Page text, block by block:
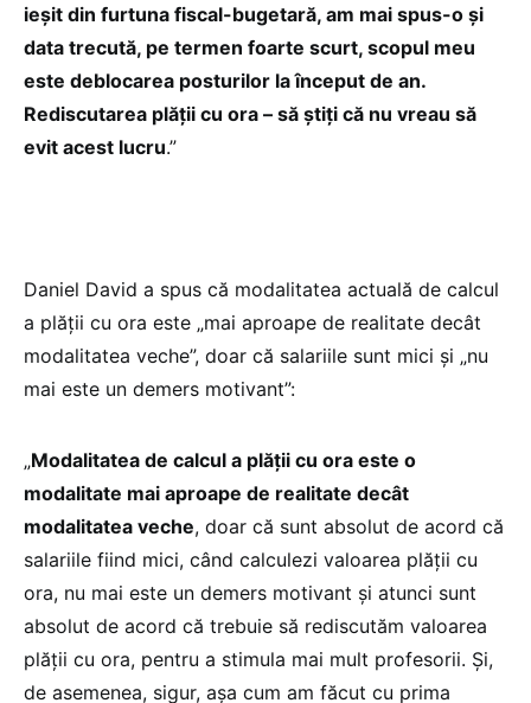
ieșit din furtuna fiscal-bugetară, am mai spus-o și
data trecută, pe termen foarte scurt, scopul meu
este deblocarea posturilor la început de an.
Rediscutarea plății cu ora – să știți că nu vreau să
evit acest lucru.”
Daniel David a spus că modalitatea actuală de calcul
a plății cu ora este „mai aproape de realitate decât
modalitatea veche”, doar că salariile sunt mici și „nu
mai este un demers motivant”:
„Modalitatea de calcul a plății cu ora este o
modalitate mai aproape de realitate decât
modalitatea veche, doar că sunt absolut de acord că
salariile fiind mici, când calculezi valoarea plății cu
ora, nu mai este un demers motivant și atunci sunt
absolut de acord că trebuie să rediscutăm valoarea
plății cu ora, pentru a stimula mai mult profesorii. Și,
de asemenea, sigur, așa cum am făcut cu prima